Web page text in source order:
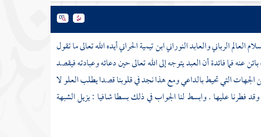
الرباني والعابد النوراني ابن تيمية الحرانيأيده الله تعالى ما تقول
فما فائدة أن العبد يتوجه إلى الله تعالى حين دعائه وعبادته فيقصد
التي تحيط بالداعي ومع هذا نجد في قلوبنا قصدا يطلب العلو لا
فطرنا عليها . وابسط لنا الجواب في ذلك بسطا شافيا : يزيل الشبهة